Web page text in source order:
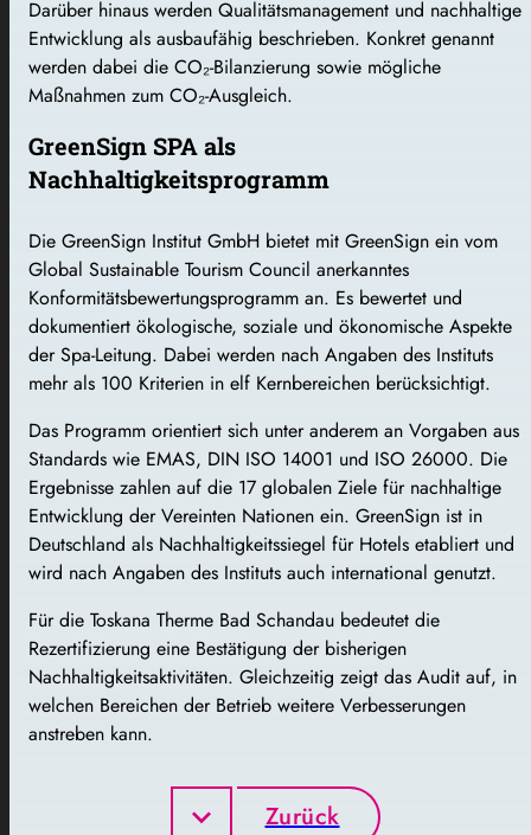
Darüber hinaus werden Qualitätsmanagement und nachhaltige
Entwicklung als ausbaufähig beschrieben. Konkret genannt
werden dabei die CO₂-Bilanzierung sowie mögliche
Maßnahmen zum CO₂-Ausgleich.
GreenSign SPA als
Nachhaltigkeitsprogramm
Die GreenSign Institut GmbH bietet mit GreenSign ein vom
Global Sustainable Tourism Council anerkanntes
Konformitätsbewertungsprogramm an. Es bewertet und
dokumentiert ökologische, soziale und ökonomische Aspekte
der Spa-Leitung. Dabei werden nach Angaben des Instituts
mehr als 100 Kriterien in elf Kernbereichen berücksichtigt.
Das Programm orientiert sich unter anderem an Vorgaben aus
Standards wie EMAS, DIN ISO 14001 und ISO 26000. Die
Ergebnisse zahlen auf die 17 globalen Ziele für nachhaltige
Entwicklung der Vereinten Nationen ein. GreenSign ist in
Deutschland als Nachhaltigkeitssiegel für Hotels etabliert und
wird nach Angaben des Instituts auch international genutzt.
Für die Toskana Therme Bad Schandau bedeutet die
Rezertifizierung eine Bestätigung der bisherigen
Nachhaltigkeitsaktivitäten. Gleichzeitig zeigt das Audit auf, in
welchen Bereichen der Betrieb weitere Verbesserungen
anstreben kann.
Zurück